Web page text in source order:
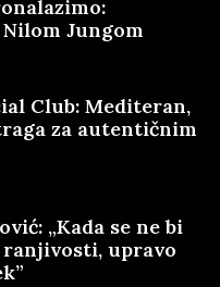
Jungom
Club: Mediteran,
za autentičnim
„Kada se ne bi
upravo